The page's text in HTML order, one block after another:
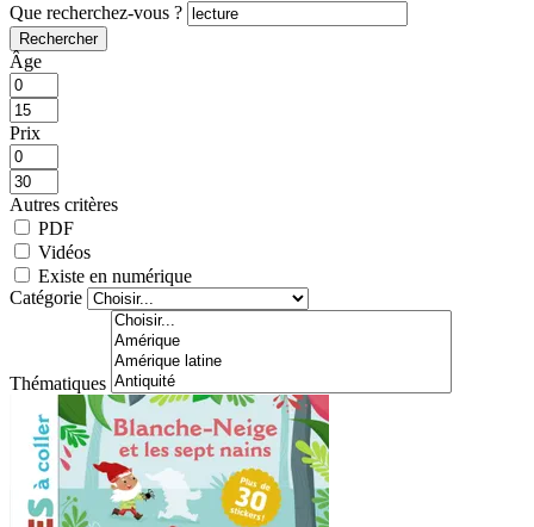
Que recherchez-vous ?
Rechercher
Âge
Prix
Autres critères
PDF
Vidéos
Existe en numérique
Catégorie
Thématiques